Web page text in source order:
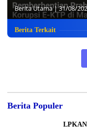
Berita Utama|31/08/
Berita Terkait
Berita Populer